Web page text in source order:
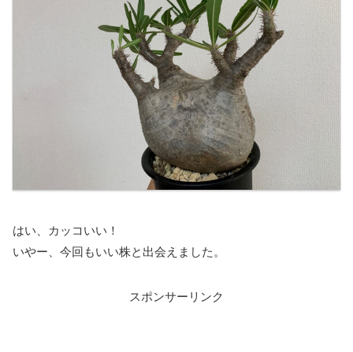
はい、カッコいい！
いやー、今回もいい株と出会えました。
スポンサーリンク